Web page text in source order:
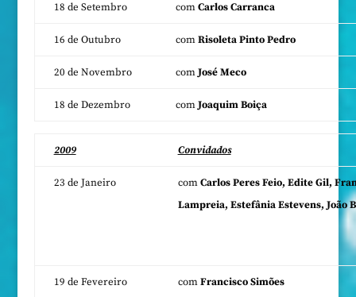
18 de Setembro comCarlos Carranca
16 de Outubro comRisoleta Pinto Pedro
20 de Novembro comJosé Meco
18 de Dezembro comJoaquim Boiça
2009 Convidados
23 de Janeiro comCarlos Peres Feio, Edite Gil,
Lampreia, Estefânia Estevens, João
19 de Fevereiro comFrancisco Simões